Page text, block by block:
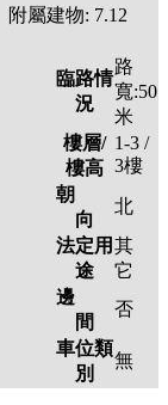
屬建物: 7.12
臨路情
況
路
寬:50
米
樓層/
樓高
1-3 /
3樓
朝
向
北
法定用
途
其
它
邊
間
否
車位類
別
無